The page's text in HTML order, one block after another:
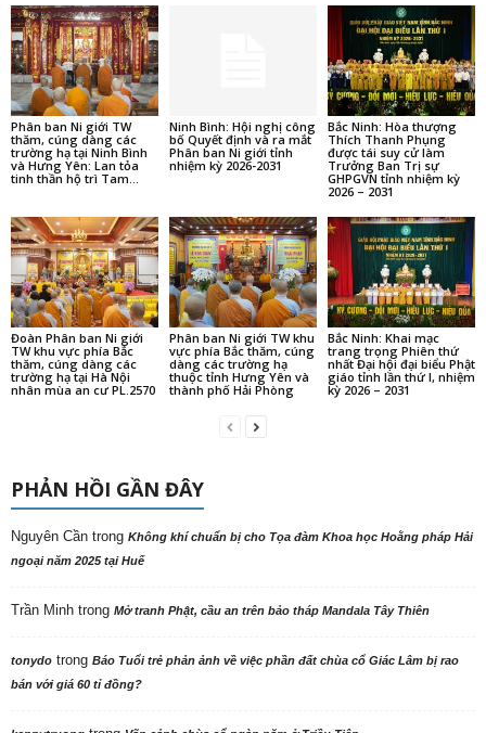
Phân ban Ni giới TW
thăm, cúng dàng các
trường hạ tại Ninh Bình
và Hưng Yên: Lan tỏa
tinh thần hộ trì Tam...
Ninh Bình: Hội nghị công
bố Quyết định và ra mắt
Phân ban Ni giới tỉnh
nhiệm kỳ 2026-2031
Bắc Ninh: Hòa thượng
Thích Thanh Phụng
được tái suy cử làm
Trưởng Ban Trị sự
GHPGVN tỉnh nhiệm kỳ
2026 – 2031
Đoàn Phân ban Ni giới
TW khu vực phía Bắc
thăm, cúng dàng các
trường hạ tại Hà Nội
nhân mùa an cư PL.2570
Phân ban Ni giới TW khu
vực phía Bắc thăm, cúng
dàng các trường hạ
thuộc tỉnh Hưng Yên và
thành phố Hải Phòng
Bắc Ninh: Khai mạc
trang trọng Phiên thứ
nhất Đại hội đại biểu Phật
giáo tỉnh lần thứ I, nhiệm
kỳ 2026 – 2031
PHẢN HỒI GẦN ĐÂY
Nguyên Cần trong Không khí chuẩn bị cho Tọa đàm Khoa học Hoằng pháp Hải
ngoại năm 2025 tại Huế
Trần Minh trong Mở tranh Phật, cầu an trên bảo tháp Mandala Tây Thiên
tonydo trong Báo Tuổi trẻ phản ảnh về việc phần đất chùa cổ Giác Lâm bị rao
bán với giá 60 tỉ đồng?